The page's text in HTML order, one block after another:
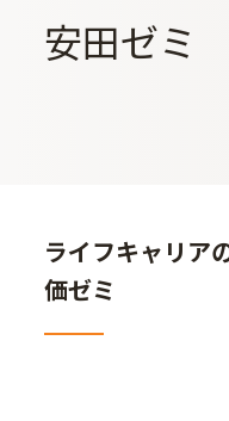
安田ゼミ
ライフキャリア
価ゼミ